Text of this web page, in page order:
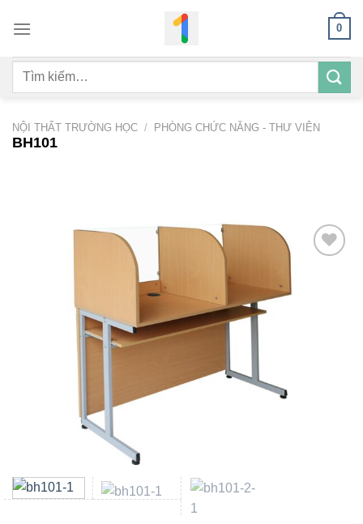
qua
dung
0
Tìm
NỘI THẤT TRƯỜNG HỌC / PHÒNG CHỨC NĂNG - THƯ VIÊN
BH101